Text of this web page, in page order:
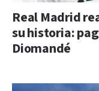
Real Madrid
su historia:
Diomandé